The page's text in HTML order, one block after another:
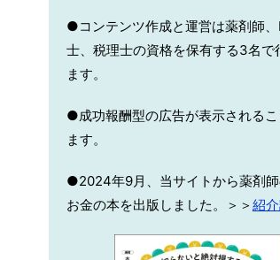
●コンテンツ作成と運営は薬剤師
士、税理士の資格を保有する3名で
ます。
●成功報酬型の広告が表示されるこ
ます。
●2024年9月、当サイトから薬剤
お金の本を出版しました。＞＞ 紹